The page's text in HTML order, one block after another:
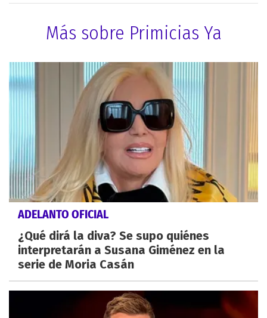
Más sobre Primicias Ya
ADELANTO OFICIAL
¿Qué dirá la diva? Se supo quiénes
interpretarán a Susana Giménez en la
serie de Moria Casán